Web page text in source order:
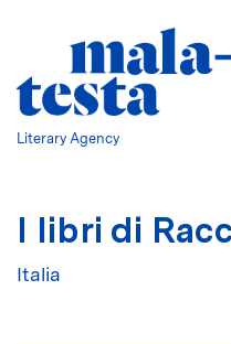
Literary Agency
I libri di
Italia